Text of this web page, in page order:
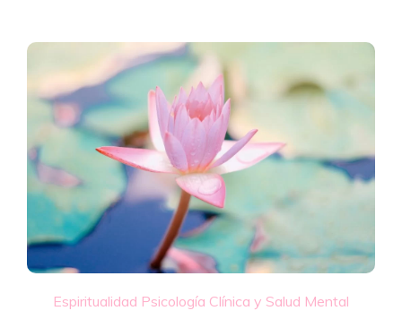
Espiritualidad Psicología Clínica y Salud Mental